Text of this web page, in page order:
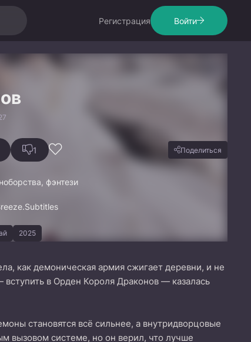
Регистрация Войти
1 Поделиться
фэнтези
2025
как демоническая армия сжигает деревни, и не
в Орден Короля Драконов — казалась
становятся всё сильнее, а внутридворцовые
вызовом системе, но он верил, что лучше